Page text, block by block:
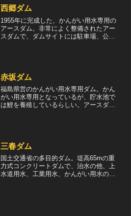
西郷ダム
1955年に完成した、かんがい用水専用の
アースダム。非常によく整備されたアー
スダムで、ダムサイトには駐車場、公園
赤坂ダム
福島県営のかんがい用水専用ダム。かん
がい用水専用となっているが、貯水池で
は鯉を養殖しているらしい。アースダム
三春ダム
国土交通省の多目的ダム。堤高65mの重
力式コンクリートダムで、治水の他、上
水道用水、工業用水、かんがい用水の確